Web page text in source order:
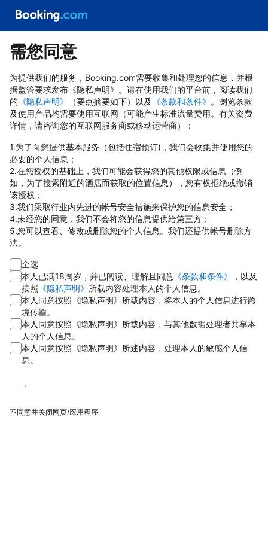
需您同意
为提供我们的服务，Booking.com需要收集和处理您的信息，并根
据监管要求发布《隐私声明》。请在使用我们的平台前，阅读我们
的 《隐私声明》 （要点摘要如下）以及 《条款和条件》 。浏览条款
及使用产品均需要使用互联网（可能产生标准流量费用。有关资费
详情，请咨询您的互联网服务商或移动运营商）：
1.为了向您提供基本服务（包括住宿预订)，我们会收集并使用您的
必要的个人信息；
2.在您授权的基础上，我们可能会获得您的其他权限或信息（例
如，为了搜索附近的酒店而获取的位置信息），您有权拒绝或撤销
该授权；
3.我们采取行业内先进的帐号安全措施来保护您的信息安全；
4.未经您的同意，我们不会将您的信息提供给第三方；
5.您可以查看、修改或删除您的个人信息。我们还提供帐号删除方
法。
全选
本人已满18周岁，并已阅读、理解且同意 《条款和条件》
，以及
按照 《隐私声明》 所载内容处理本人的个人信息。
本人同意按照《隐私声明》所载内容，将本人的个人信息进行跨
境传输。
本人同意按照《隐私声明》所载内容，与其他数据处理者共享本
人的个人信息。
本人同意按照《隐私声明》所述内容，处理本人的敏感个人信
息。
同意
不同意并关闭网页/应用程序